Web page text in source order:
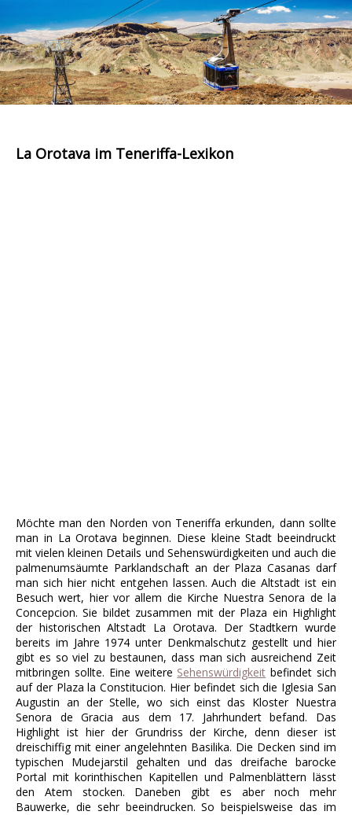
La Orotava im Teneriffa-Lexikon
Möchte man den Norden von Teneriffa erkunden, dann sollte
man in La Orotava beginnen. Diese kleine Stadt beeindruckt
mit vielen kleinen Details und Sehenswürdigkeiten und auch die
palmenumsäumte Parklandschaft an der Plaza Casanas darf
man sich hier nicht entgehen lassen. Auch die Altstadt ist ein
Besuch wert, hier vor allem die Kirche Nuestra Senora de la
Concepcion. Sie bildet zusammen mit der Plaza ein Highlight
der historischen Altstadt La Orotava. Der Stadtkern wurde
bereits im Jahre 1974 unter Denkmalschutz gestellt und hier
gibt es so viel zu bestaunen, dass man sich ausreichend Zeit
mitbringen sollte. Eine weitere Sehenswürdigkeit befindet sich
auf der Plaza la Constitucion. Hier befindet sich die Iglesia San
Augustin an der Stelle, wo sich einst das Kloster Nuestra
Senora de Gracia aus dem 17. Jahrhundert befand. Das
Highlight ist hier der Grundriss der Kirche, denn dieser ist
dreischiffig mit einer angelehnten Basilika. Die Decken sind im
typischen Mudejarstil gehalten und das dreifache barocke
Portal mit korinthischen Kapitellen und Palmenblättern lässt
den Atem stocken. Daneben gibt es aber noch mehr
Bauwerke, die sehr beeindrucken. So beispielsweise das im